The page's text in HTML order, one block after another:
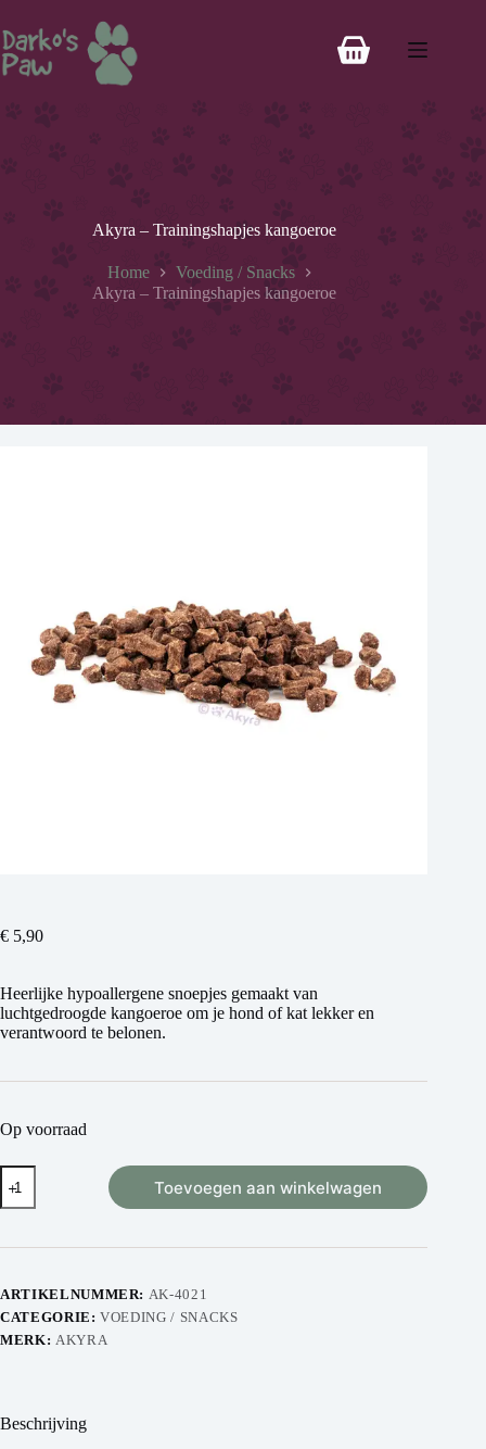
Akyra – Trainingshapjes kangoeroe
Home
Voeding / Snacks
Akyra – Trainingshapjes kangoeroe
€ 5,90
Heerlijke hypoallergene snoepjes gemaakt van
luchtgedroogde kangoeroe om je hond of kat lekker en
verantwoord te belonen.
Op voorraad
Toevoegen aan winkelwagen
ARTIKELNUMMER: AK-4021
CATEGORIE:VOEDING / SNACKS
MERK: AKYRA
Beschrijving